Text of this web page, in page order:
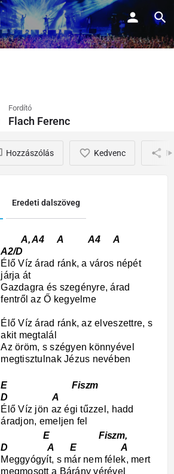
Fordító
Flach Ferenc
Hozzászólás Kedvenc
Eredeti dalszöveg
A, A4 A A4 A
A2/D
Élő Víz árad ránk, a város népét
járja át
Gazdagra és szegényre, árad
fentről az Ő kegyelme
Élő Víz árad ránk, az elveszettre, s
akit megtalál
Az öröm, s szégyen könnyével
megtisztulnak Jézus nevében
E Fiszm
D A
Élő Víz jön az égi tűzzel, hadd
áradjon, emeljen fel
E Fiszm,
D A E A
Meggyógyít, s már nem félek, mert
megmosott a Bárány vérével